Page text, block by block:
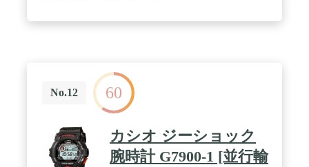
No.12 60
カシオ ジーショック
腕時計 G7900-1 [並行輸